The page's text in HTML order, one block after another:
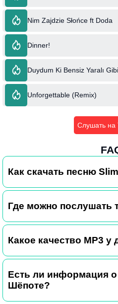
Nim Zajdzie Słońce ft Doda
Dinner!
Duydum Ki Bensiz Yaralı
Unforgettable (Remix)
Слушать на
Как скачать песню
Где можно послушать
Какое качество MP3 у
Есть ли информация
Шёпоте?